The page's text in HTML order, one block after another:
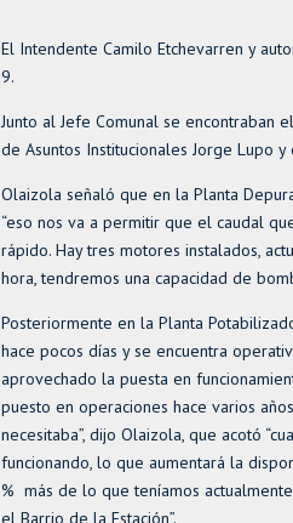
El Intendente Camilo Etchevarren y
9.
Junto al Jefe Comunal se
de Asuntos Institucionales Jorge Lupo
Olaizola señaló que en la Planta
“eso nos va a permitir que el caudal
rápido. Hay tres motores instalados,
hora, tendremos una capacidad de
Posteriormente en la Planta
hace pocos días y se encuentra
aprovechado la puesta en
puesto en operaciones hace varios
necesitaba”, dijo Olaizola, que acotó
funcionando, lo que aumentará la
% más de lo que teníamos
el Barrio de la Estación”.